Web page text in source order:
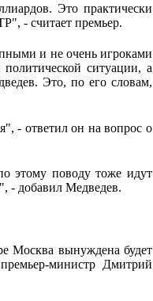
Это практически
- считает премьер.
и не очень игроками
ситуации, а
Это, по его словам,
- ответил он на вопрос о
этому поводу тоже идут
- добавил Медведев.
Москва вынуждена будет
министр Дмитрий